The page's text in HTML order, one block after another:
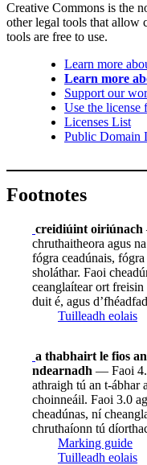
Creative Commons is the
other legal tools that allow
tools are free to use.
Learn more
Learn more
Support our
Use the license
Licenses List
Public Domain
Footnotes
creidiúint oiriúnach
chruthaitheora agus
fógra ceadúnais, fógra
sholáthar. Faoi
ceanglaítear ort
duit é, agus
Tuilleadh eolais
a thabhairt le fios
ndearnadh — Faoi
athraigh tú an t-ábhar
choinneáil. Faoi 3.0
cheadúnas, ní
chruthaíonn tú
Marking guide
Tuilleadh eolais